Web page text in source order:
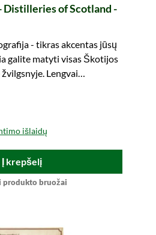
Distilleries of Scotland -
- tikras akcentas jūsų
galite matyti visas Škotijos
Lengvai
išlaidų
Į krepšelį
produkto bruožai